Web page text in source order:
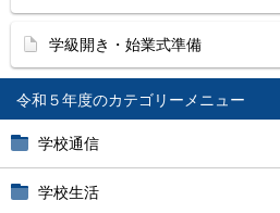
令和５年度
学校通信
学校生活
学級開き・始業式準備